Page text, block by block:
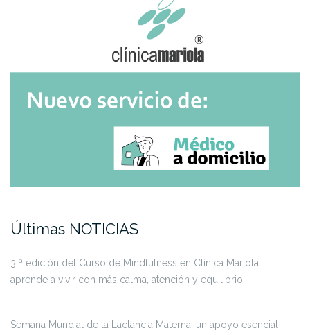
Últimas NOTICIAS
3.ª edición del Curso de Mindfulness en Clínica Mariola:
aprende a vivir con más calma, atención y equilibrio.
Semana Mundial de la Lactancia Materna: un apoyo esencial